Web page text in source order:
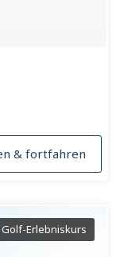
& fortfahren
Golf-Erlebniskurs